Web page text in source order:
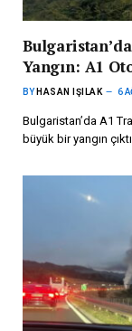
Yangın: A1
BY HASAN IŞILAK 6
Bulgaristan’da A1
büyük bir yangın